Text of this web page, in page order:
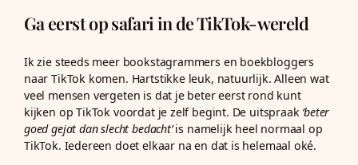
Ga eerst op safari in de TikTok-wereld
Ik zie steeds meer bookstagrammers en boekbloggers
naar TikTok komen. Hartstikke leuk, natuurlijk. Alleen wat
veel mensen vergeten is dat je beter eerst rond kunt
kijken op TikTok voordat je zelf begint. De uitspraak ‘beter
goed gejat dan slecht bedacht’is namelijk heel normaal op
TikTok. Iedereen doet elkaar na en dat is helemaal oké.